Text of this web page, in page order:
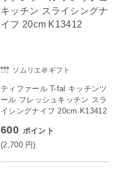
ソムリエ＠ギフト
ティファール T-fal キッチンツ
ール フレッシュキッチン スラ
イシングナイフ 20cm K13412
600 ポイント
(2,700 円)